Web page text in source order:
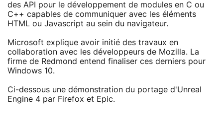
des API pour le développement de modules en C ou
C++ capables de communiquer avec les éléments
HTML ou Javascript au sein du navigateur.
Microsoft explique avoir initié des travaux en
collaboration avec les développeurs de Mozilla. La
firme de Redmond entend finaliser ces derniers pour
Windows 10.
Ci-dessous une démonstration du portage d'Unreal
Engine 4 par Firefox et Epic.